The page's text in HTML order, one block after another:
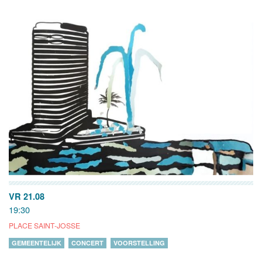
VR 21.08
19:30
PLACE SAINT-JOSSE
GEMEENTELIJK CONCERT VOORSTELLING